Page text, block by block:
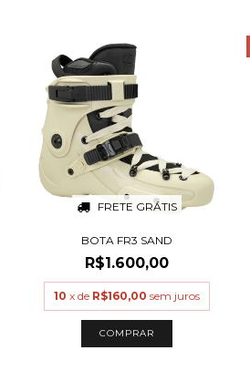
FRETE GRÁTIS
BOTA FR3 SAND
R$1.600,00
10 x de R$160,00 sem juros
COMPRAR